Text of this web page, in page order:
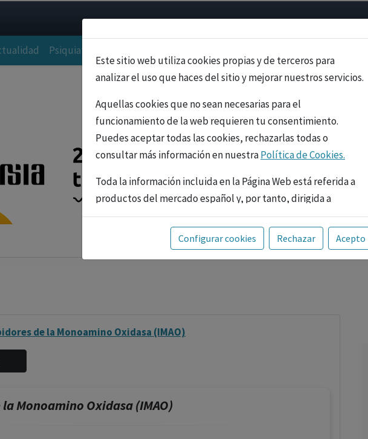
Psiquiatría
Este sitio web utiliza cookies propias y de terceros para
analizar el uso que haces del sitio y mejorar nuestros servicios.
Aquellas cookies que no sean necesarias para el
funcionamiento de la web requieren tu consentimiento.
Puedes aceptar todas las cookies, rechazarlas todas o
consultar más información en nuestraPolítica de Cookies.
Toda la información incluida en la Página Web está referida a
productos del mercado español y, por tanto, dirigida a
profesionales sanitarios legalmente facultados para
prescribir o dispensar medicamentos con ejercicio
profesional. La información técnica de los fármacos se facilita
Configurar cookies Rechazar Acepto
de la Monoamino Oxidasa (IMAO)
Monoamino Oxidasa (IMAO)